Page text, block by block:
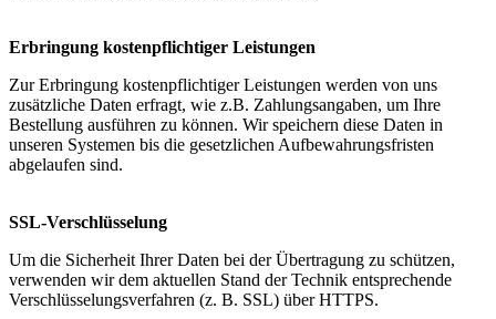
Erbringung kostenpflichtiger Leistungen
Zur Erbringung kostenpflichtiger Leistungen werden von uns
zusätzliche Daten erfragt, wie z.B. Zahlungsangaben, um Ihre
Bestellung ausführen zu können. Wir speichern diese Daten in
unseren Systemen bis die gesetzlichen Aufbewahrungsfristen
abgelaufen sind.
SSL-Verschlüsselung
Um die Sicherheit Ihrer Daten bei der Übertragung zu schützen,
verwenden wir dem aktuellen Stand der Technik entsprechende
Verschlüsselungsverfahren (z. B. SSL) über HTTPS.